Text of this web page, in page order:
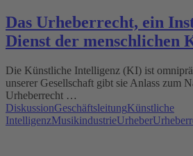
Das Urheberrecht, ein
Dienst der menschlichen
Die Künstliche Intelligenz (KI) ist
unserer Gesellschaft gibt sie Anlass zum
Urheberrecht …
DiskussionGeschäftsleitungKünstliche
IntelligenzMusikindustrieUrheber